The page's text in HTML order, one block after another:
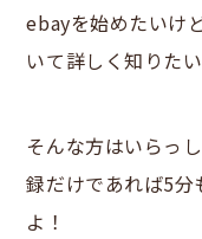
ebayを始めたいけ
いて詳しく知りたい
そんな方はいらっ
録だけであれば5
よ！